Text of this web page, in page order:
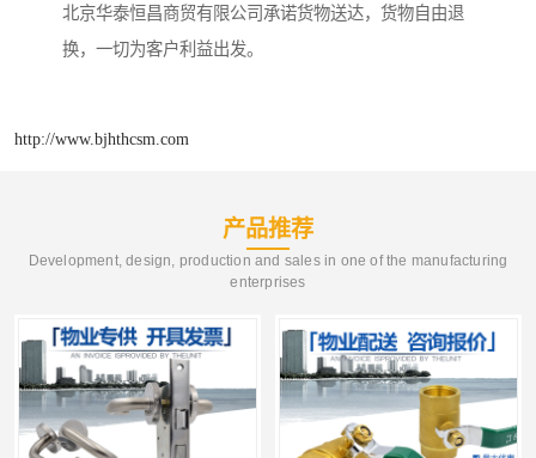
北京华泰恒昌商贸有限公司承诺货物送达，货物自由退
换，一切为客户利益出发。
http://www.bjhthcsm.com
产品推荐
Development, design, production and sales in one of the manufacturing
enterprises